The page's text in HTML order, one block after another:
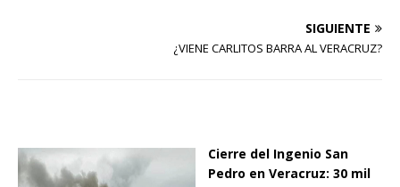
SIGUIENTE
¿VIENE CARLITOS BARRA AL VERACRUZ?
Cierre del Ingenio San
Pedro en Veracruz: 30 mil